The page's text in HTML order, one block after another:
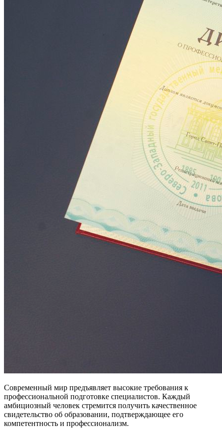
Современный мир предъявляет высокие требования к
профессиональной подготовке специалистов. Каждый
амбициозный человек стремится получить качественное
свидетельство об образовании, подтверждающее его
компетентность и профессионализм.